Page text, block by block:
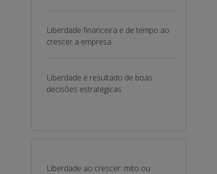
Liberdade financeira e de tempo ao
crescer a empresa
Liberdade é resultado de boas
decisões estratégicas
Liberdade ao crescer: mito ou